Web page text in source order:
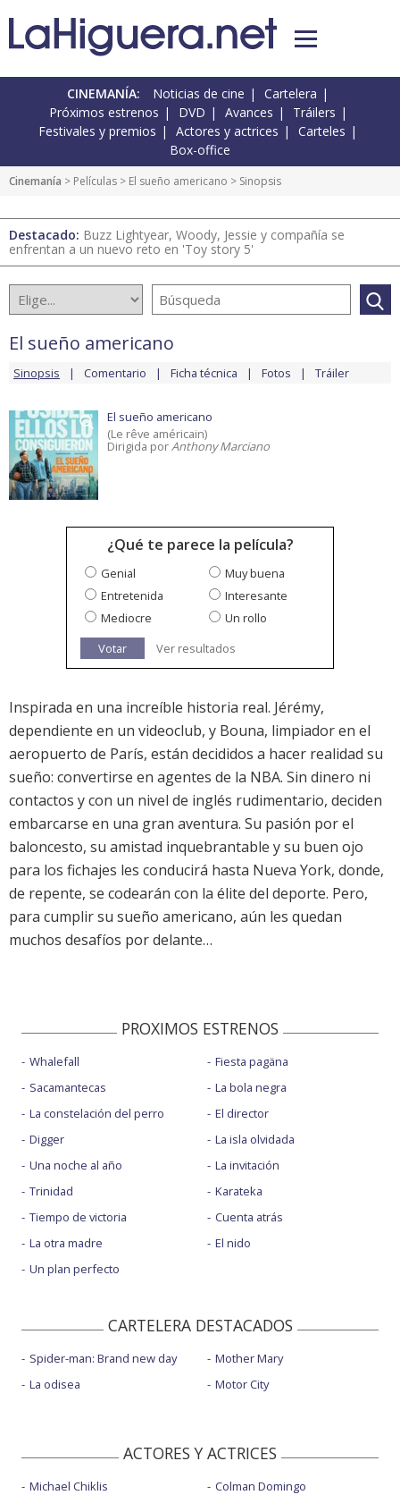
CINEMANÍA: Noticias de cine
Cartelera
Próximos estrenos
DVD Avances
Tráilers
Festivales y premios
Actores y actrices
Carteles
Box-office
Cinemanía > Películas > El sueño americano > Sinopsis
Destacado: Buzz Lightyear, Woody, Jessie y compañía se
enfrentan a un nuevo reto en 'Toy story 5'
El sueño americano
Sinopsis Comentario Ficha técnica Fotos Tráiler
El sueño americano
(Le rêve américain)
Dirigida porAnthony Marciano
¿Qué te parece la película?
Genial
Muy buena
Entretenida
Interesante
Mediocre
Un rollo
Votar
Ver resultados
Inspirada en una increíble historia real. Jérémy,
dependiente en un videoclub, y Bouna, limpiador en el
aeropuerto de París, están decididos a hacer realidad su
sueño: convertirse en agentes de la NBA. Sin dinero ni
contactos y con un nivel de inglés rudimentario, deciden
embarcarse en una gran aventura. Su pasión por el
baloncesto, su amistad inquebrantable y su buen ojo
para los fichajes les conducirá hasta Nueva York, donde,
de repente, se codearán con la élite del deporte. Pero,
para cumplir su sueño americano, aún les quedan
muchos desafíos por delante…
PROXIMOS ESTRENOS
Whalefall
Sacamantecas
La constelación del perro
Digger
Una noche al año
Trinidad
Tiempo de victoria
La otra madre
Un plan perfecto
Fiesta pagäna
La bola negra
El director
La isla olvidada
La invitación
Karateka
Cuenta atrás
El nido
CARTELERA DESTACADOS
Spider-man: Brand new day
La odisea
Mother Mary
Motor City
ACTORES Y ACTRICES
Michael Chiklis
Colman Domingo